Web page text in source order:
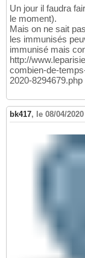
Un jour il faudra
le moment).
Mais on ne sait
les immunisés
immunisé mais
http://
combien-de-
2020-8294679.php
bk417, le 08/04/